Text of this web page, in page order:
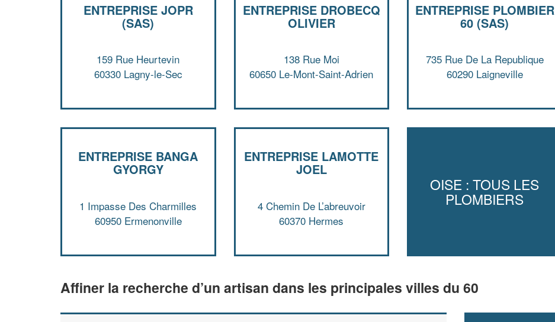
ENTREPRISE JOPR
(SAS)
159 Rue Heurtevin
60330 Lagny-le-Sec
ENTREPRISE DROBECQ
OLIVIER
138 Rue Moi
60650 Le-Mont-Saint-Adrien
ENTREPRISE PLOMBIER
60 (SAS)
735 Rue De La Republique
60290 Laigneville
ENTREPRISE BANGA
GYORGY
1 Impasse Des Charmilles
60950 Ermenonville
ENTREPRISE LAMOTTE
JOEL
4 Chemin De L’abreuvoir
60370 Hermes
OISE : TOUS LES
PLOMBIERS
Affiner la recherche d’un artisan dans les principales villes du 60